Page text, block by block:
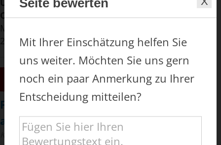
Ort:Dresdner Pflege- und Betreuungsverein e.V.,
Merianplatz 4, 01169 Dresden, im Sachsen Forum,
2. Ebene
SEP 2026
Fachvortrag: Menschen mit Demenz
am Lebensende begleiten
Kompetenzzentrum Demenz
Mit Ihrer Einschätzung helfen Sie
uns weiter. Möchten Sie uns gern
noch ein paar Anmerkung zu Ihrer
Entscheidung mitteilen?